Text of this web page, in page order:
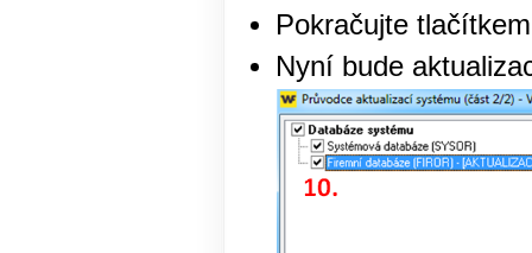
Pokračujte
Nyní bude